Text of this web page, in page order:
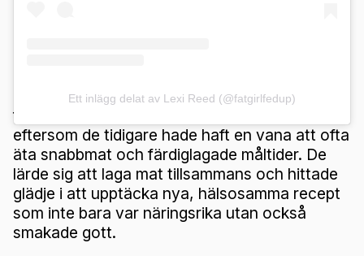
Ett inlägg delat av Lexi Reed (@fatgirlfedup)
magert kött, grönsaker och vatten. Denna
förändring krävde en stor insats, särskilt
eftersom de tidigare hade haft en vana att ofta
äta snabbmat och färdiglagade måltider. De
lärde sig att laga mat tillsammans och hittade
glädje i att upptäcka nya, hälsosamma recept
som inte bara var näringsrika utan också
smakade gott.